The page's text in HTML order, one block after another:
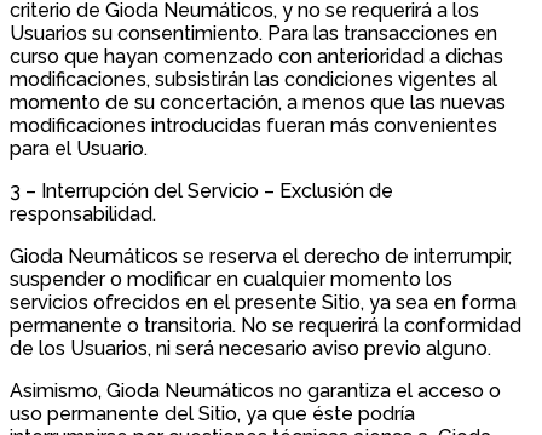
criterio de Gioda Neumáticos, y no se requerirá a los
Usuarios su consentimiento. Para las transacciones en
curso que hayan comenzado con anterioridad a dichas
modificaciones, subsistirán las condiciones vigentes al
momento de su concertación, a menos que las nuevas
modificaciones introducidas fueran más convenientes
para el Usuario.
3 – Interrupción del Servicio – Exclusión de
responsabilidad.
Gioda Neumáticos se reserva el derecho de interrumpir,
suspender o modificar en cualquier momento los
servicios ofrecidos en el presente Sitio, ya sea en forma
permanente o transitoria. No se requerirá la conformidad
de los Usuarios, ni será necesario aviso previo alguno.
Asimismo, Gioda Neumáticos no garantiza el acceso o
uso permanente del Sitio, ya que éste podría